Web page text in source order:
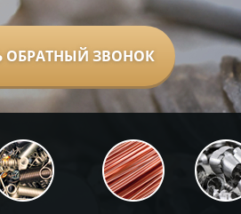
ОБРАТНЫЙ ЗВОНОК